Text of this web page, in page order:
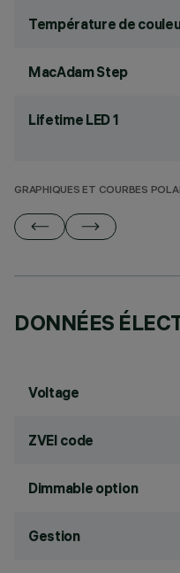
Température de
MacAdam Step
Lifetime LED 1
GRAPHIQUES ET COURBES
DONNÉES
Voltage
ZVEI code
Dimmable option
Gestion